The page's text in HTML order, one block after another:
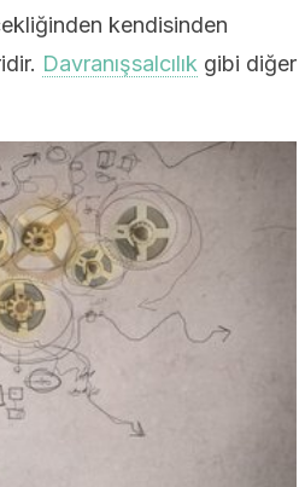
kendisinden
Davranışsalcılık gibi diğer